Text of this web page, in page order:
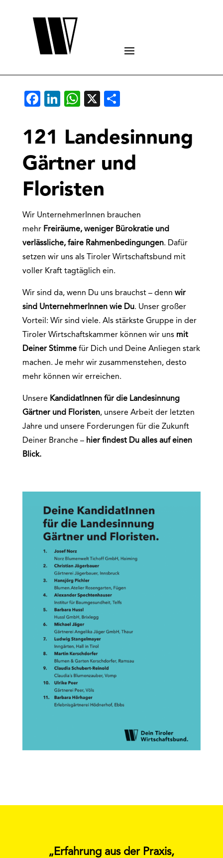
Facebook
LinkedIn
WhatsApp
X
121 Landesinnung
Gärtner und
Floristen
Wir UnternehmerInnen brauchen
mehr Freiräume, weniger Bürokratie und
verlässliche, faire Rahmenbedingungen. Dafür
setzen wir uns als Tiroler Wirtschaftsbund mit
voller Kraft tagtäglich ein.
Wir sind da, wenn Du uns brauchst – denn wir
sind UnternehmerInnen wie Du. Unser großer
Vorteil: Wir sind viele. Als stärkste Gruppe in der
Tiroler Wirtschaftskammer können wir uns mit
Deiner Stimme für Dich und Deine Anliegen stark
machen. Je mehr wir zusammenstehen, desto
mehr können wir erreichen.
Unsere KandidatInnen für die Landesinnung
Gärtner und Floristen, unsere Arbeit der letzten
Jahre und unsere Forderungen für die Zukunft
Deiner Branche – hier findest Du alles auf einen
Blick.
„Erfahrung aus der Praxis,